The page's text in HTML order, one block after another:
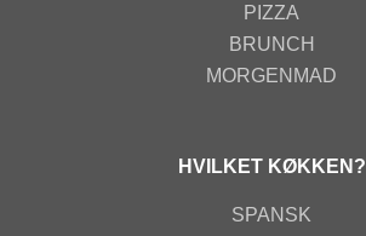
PIZZA
BRUNCH
MORGENMAD
HVILKET KØKKEN?
SPANSK